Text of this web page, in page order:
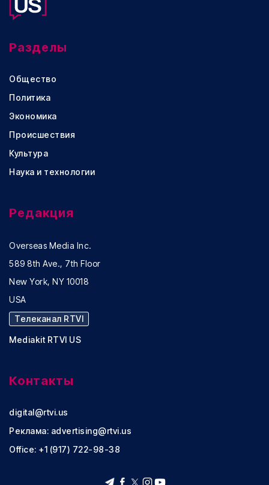
Разделы
Общество
Политика
Экономика
Происшествия
Культура
Наука и технологии
Редакция
Overseas Media Inc.
589 8th Ave., 7th Floor
New York, NY 10018
USA
Телеканал RTVI
Mediakit RTVI US
Контакты
digital@rtvi.us
Реклама: advertising@rtvi.us
Office: +1 (917) 722-98-38